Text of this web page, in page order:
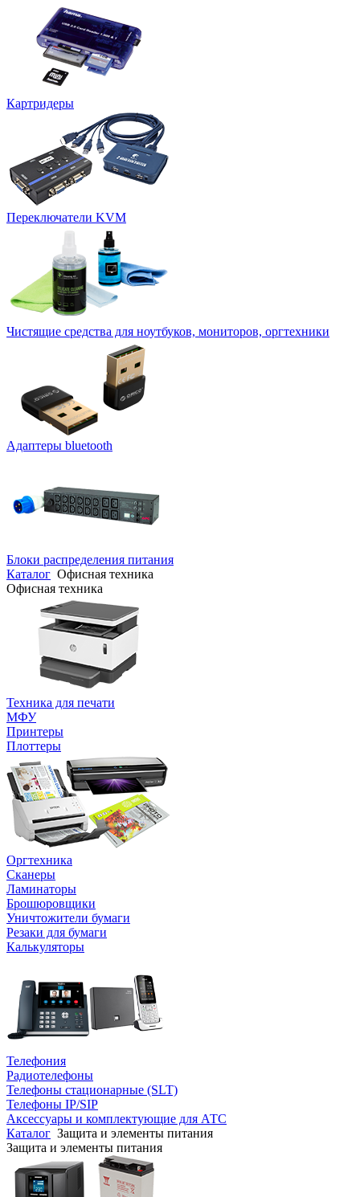
Картридеры
Переключатели KVM
Чистящие средства для ноутбуков, мониторов, оргтехники
Адаптеры bluetooth
Блоки распределения питания
Каталог Офисная техника
Офисная техника
Техника для печати
МФУ
Принтеры
Плоттеры
Оргтехника
Сканеры
Ламинаторы
Брошюровщики
Уничтожители бумаги
Резаки для бумаги
Калькуляторы
Телефония
Радиотелефоны
Телефоны стационарные (SLT)
Телефоны IP/SIP
Аксессуары и комплектующие для АТС
Каталог Защита и элементы питания
Защита и элементы питания